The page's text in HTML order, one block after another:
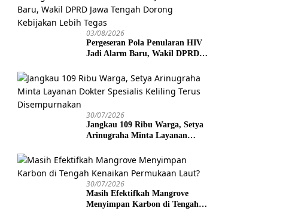
03/08/2026
Pergeseran Pola Penularan HIV
Jadi Alarm Baru, Wakil DPRD
Lebih Tegas
30/07/2026
Jangkau 109 Ribu Warga, Setya
Arinugraha Minta Layanan
Disempurnakan
30/07/2026
Masih Efektifkah Mangrove
Menyimpan Karbon di Tengah